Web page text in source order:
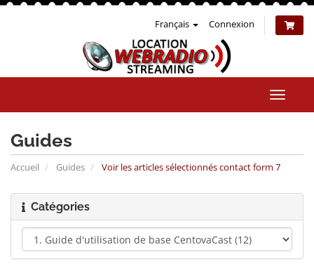
Français Connexion
la
Guides
Accueil Guides Voir les articles sélectionnés contact form 7
Catégories